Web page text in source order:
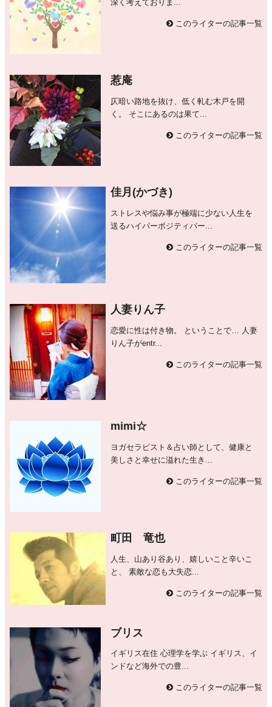
深く考えておりま...
このライターの記事一覧
惹庵
仄暗い路地を抜け、低く軋む木戸を開
く。 そこにあるのは果て...
このライターの記事一覧
佳月(かづき)
ストレスや悩み事が極端に少ない人生を
送るハイパーボジティバー...
このライターの記事一覧
人妻りん子
恋愛に性は付き物。 ということで… 人妻
りん子がentr...
このライターの記事一覧
mimi☆
ヨガセラピスト＆占い師として、健康と
美しさと幸せに溢れた生き...
このライターの記事一覧
町田 竜也
人生、山あり谷あり、嬉しいこと辛いこ
と、 素敵な恋も大失恋...
このライターの記事一覧
ブリス
イギリス在住 心理学を学ぶ イギリス、イ
ンドなど海外での豊...
このライターの記事一覧